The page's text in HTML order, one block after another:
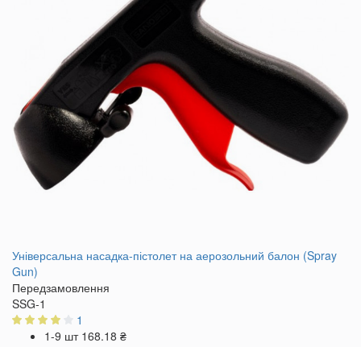
Універсальна насадка-пістолет на аерозольний балон (Spray
Gun)
Передзамовлення
SSG-1
1
1-9 шт 168.18 ₴